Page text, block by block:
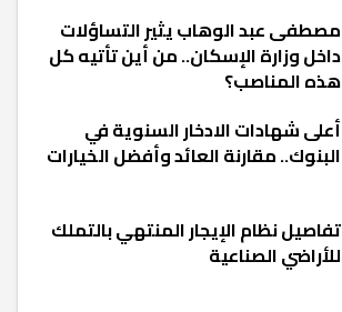
مصطفى عبد الوهاب يثير التساؤلات
داخل وزارة الإسكان.. من أين تأتيه كل
هذه المناصب؟
أعلى شهادات الادخار السنوية في
البنوك.. مقارنة العائد وأفضل الخيارات
تفاصيل نظام الإيجار المنتهي بالتملك
للأراضي الصناعية